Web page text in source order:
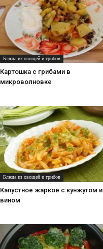
Блюда из овощей и грибов
Картошка с грибами в
микроволновке
Блюда из овощей и грибов
Капустное жаркое с кунжутом и
вином